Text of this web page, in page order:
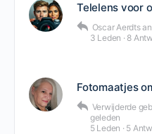
Telelens voor
Oscar Aerdts
3 Leden · 8
Fotomaatjes
Verwijderde
geleden
5 Leden · 5